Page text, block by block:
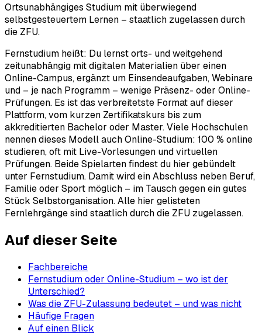
Ortsunabhängiges Studium mit überwiegend
selbstgesteuertem Lernen – staatlich zugelassen durch
die ZFU.
Fernstudium heißt: Du lernst orts- und weitgehend
zeitunabhängig mit digitalen Materialien über einen
Online-Campus, ergänzt um Einsendeaufgaben, Webinare
und – je nach Programm – wenige Präsenz- oder Online-
Prüfungen. Es ist das verbreitetste Format auf dieser
Plattform, vom kurzen Zertifikatskurs bis zum
akkreditierten Bachelor oder Master. Viele Hochschulen
nennen dieses Modell auch Online-Studium: 100 % online
studieren, oft mit Live-Vorlesungen und virtuellen
Prüfungen. Beide Spielarten findest du hier gebündelt
unter Fernstudium. Damit wird ein Abschluss neben Beruf,
Familie oder Sport möglich – im Tausch gegen ein gutes
Stück Selbstorganisation. Alle hier gelisteten
Fernlehrgänge sind staatlich durch die ZFU zugelassen.
Auf dieser Seite
Fachbereiche
Fernstudium oder Online-Studium – wo ist der
Unterschied?
Was die ZFU-Zulassung bedeutet – und was nicht
Häufige Fragen
Auf einen Blick